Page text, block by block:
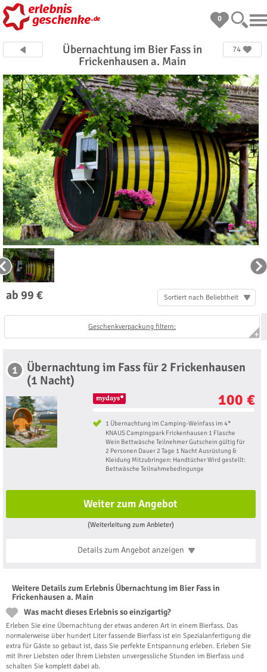
0
Übernachtung im Bier Fass in
Frickenhausen a. Main
74
ab 99 € Sortiert nach Beliebtheit
Geschenkverpackung filtern:
1
Übernachtung im Fass für 2 Frickenhausen
(1 Nacht)
100 €
1 Übernachtung im Camping-Weinfass im 4*
KNAUS Campingpark Frickenhausen 1 Flasche
Wein Bettwäsche Teilnehmer Gutschein gültig für
2 Personen Dauer 2 Tage 1 Nacht Ausrüstung &
Kleidung Mitzubringen: Handtücher Wird gestellt:
Bettwäsche Teilnahmebedingunge
Weiter zum Angebot
(Weiterleitung zum Anbieter)
Details zum Angebotanzeigen
Weitere Details zum Erlebnis Übernachtung im Bier Fass in
Frickenhausen a. Main
Was macht dieses Erlebnis so einzigartig?
Erleben Sie eine Übernachtung der etwas anderen Art in einem Bierfass. Das
normalerweise über hundert Liter fassende Bierfass ist ein Spezialanfertigung die
extra für Gäste so gebaut ist, dass Sie perfekte Entspannung erleben. Erleben Sie
mit Ihrer Liebsten oder Ihrem Liebsten unvergessliche Stunden im Bierfass und
schalten Sie komplett dabei ab.